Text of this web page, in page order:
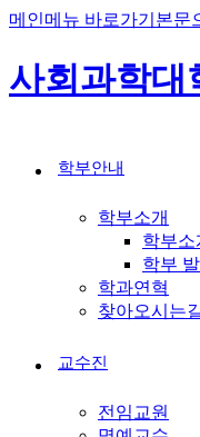
메인메뉴 바로가기 본문
사회과학대
학부안내
학부소개
학부소
학부
학과연혁
찾아오시는
교수진
전임교원